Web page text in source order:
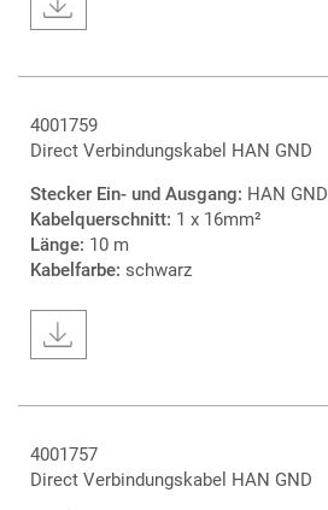
4001759
Direct Verbindungskabel HAN GND
Stecker Ein- und Ausgang: HAN GND
Kabelquerschnitt: 1 x 16mm²
Länge: 10 m
Kabelfarbe: schwarz
4001757
Direct Verbindungskabel HAN GND